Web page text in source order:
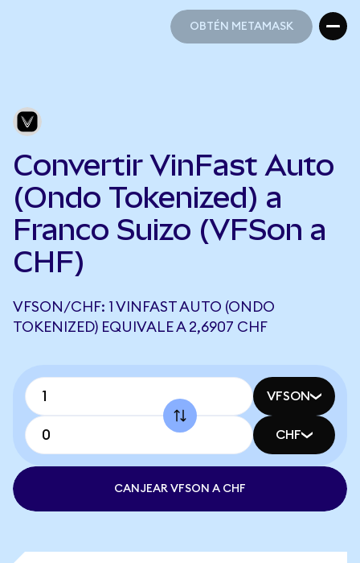
OBTÉN METAMASK
Convertir VinFast Auto
(Ondo Tokenized) a
Franco Suizo (VFSon a
CHF)
VFSON/CHF: 1 VINFAST AUTO (ONDO
TOKENIZED) EQUIVALE A 2,6907 CHF
VFSON
CHF
CANJEAR VFSON A CHF